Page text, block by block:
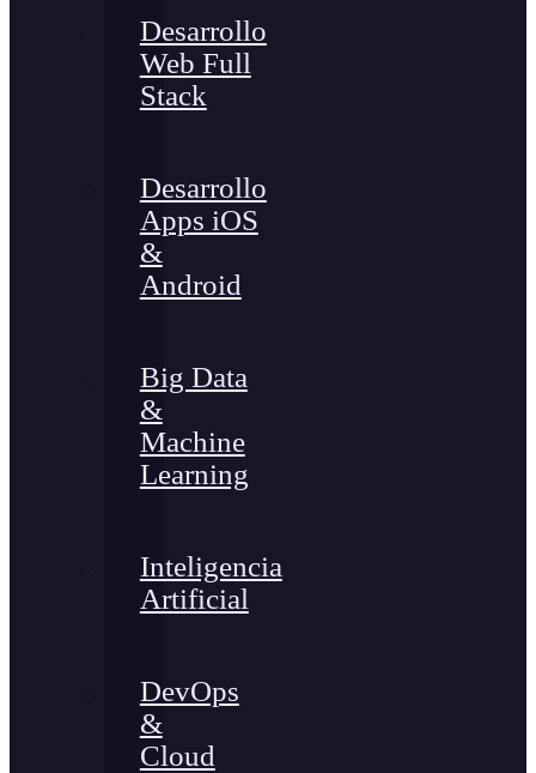
Desarrollo
Web Full
Stack
Desarrollo
Apps iOS
&
Android
Big Data
&
Machine
Learning
Inteligencia
Artificial
DevOps
&
Cloud